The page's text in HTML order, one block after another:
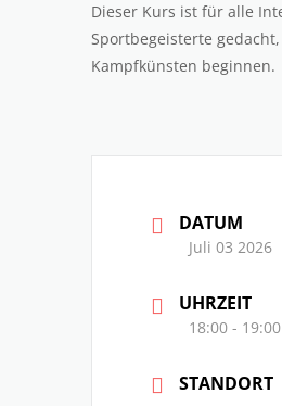
Dieser Kurs ist für alle
Sportbegeisterte
Kampfkünsten beginnen.
DATUM
Juli 03 2026
UHRZEIT
18:00 - 19:00
STANDORT